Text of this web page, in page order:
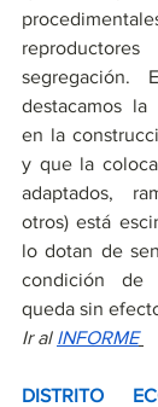
segregación.
destacamos la
en la
y que la
adaptados,
otros) está
lo dotan de
condición de
queda sin
Ir al INFORME
DISTRITO